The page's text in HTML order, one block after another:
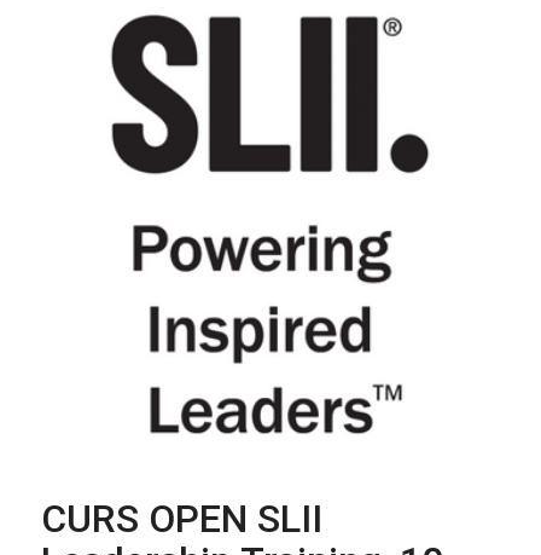
CURS OPEN SLII